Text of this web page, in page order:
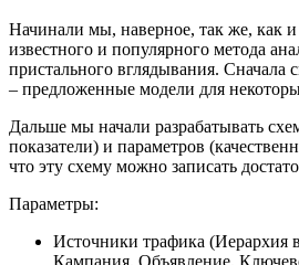
Начинали мы, наверное, так же, как
известного и популярного метода
пристального вглядывания. Сначала
– предложенные модели для
Дальше мы начали разрабатывать
показатели) и параметров
что эту схему можно записать
Параметры:
Источники трафика (Иерархия
Кампания, Объявление,